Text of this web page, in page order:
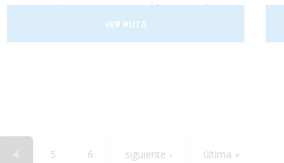
persona a los 5 grandes de África y disfrutar de
paisajes espectaculares. ¡No lo dudes más y
atrévete a descubrir Kenia! Es un viaje que te
VER RUTA
4 5 6 siguiente › última »